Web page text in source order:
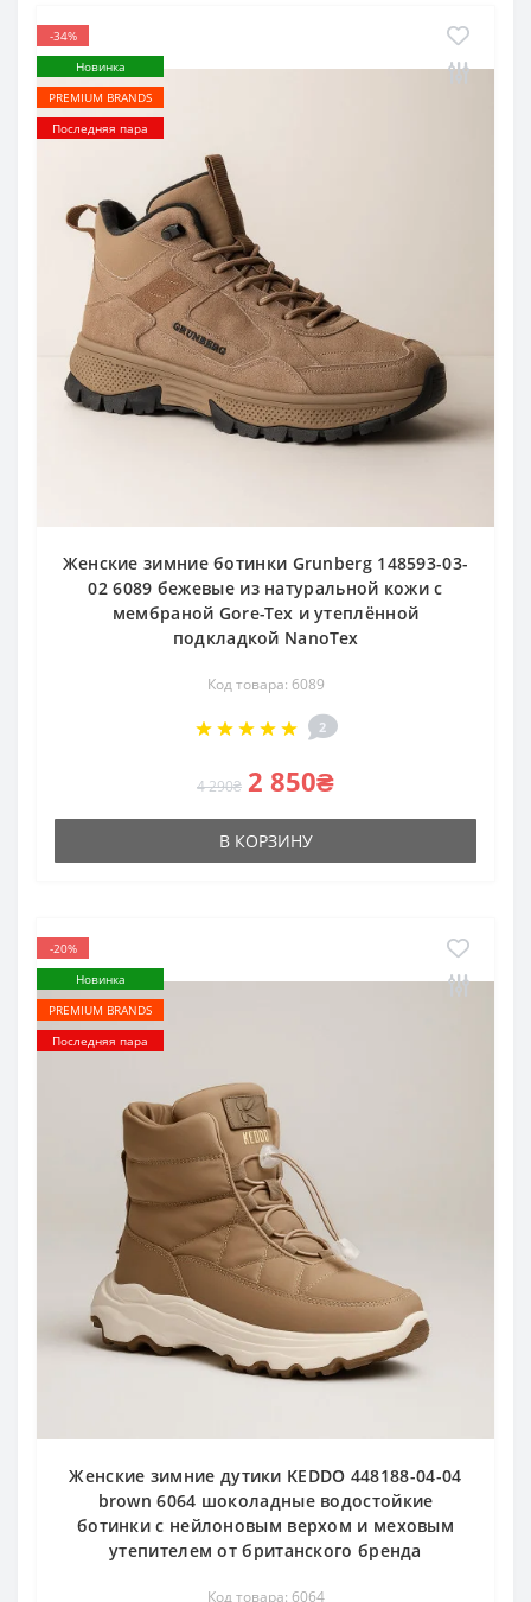
-34%
Новинка
PREMIUM BRANDS
Последняя пара
Женские зимние ботинки Grunberg 148593-03-
02 6089 бежевые из натуральной кожи с
мембраной Gore-Tex и утеплённой
подкладкой NanoTex
Код товара: 6089
2
4 290₴ 2 850₴
В КОРЗИНУ
-20%
Новинка
PREMIUM BRANDS
Последняя пара
Женские зимние дутики KEDDO 448188-04-04
brown 6064 шоколадные водостойкие
ботинки с нейлоновым верхом и меховым
утепителем от британского бренда
Код товара: 6064